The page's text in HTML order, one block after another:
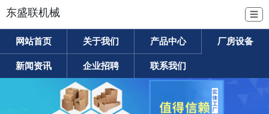
东盛联机械 ☰
网站首页 关于我们 产品中心 厂房设备
新闻资讯 企业招聘 联系我们